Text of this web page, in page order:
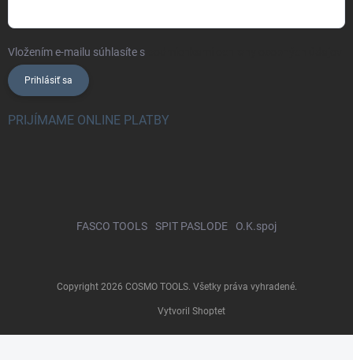
Vložením e-mailu súhlasíte s
Prihlásiť sa
PRIJÍMAME ONLINE PLATBY
FASCO TOOLS SPIT PASLODE O.K.spoj
Vytvoril Shoptet
Copyright 2026 COSMO TOOLS. Všetky práva vyhradené.